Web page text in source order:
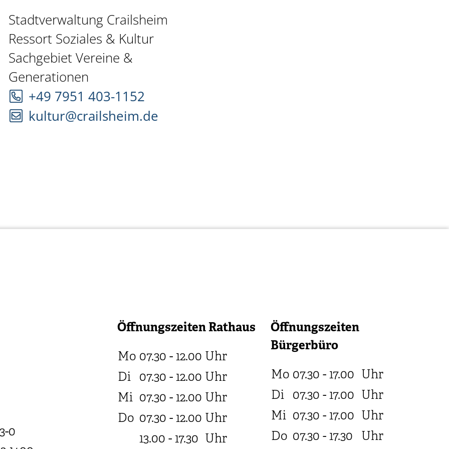
Stadtverwaltung Crailsheim
Ressort Soziales & Kultur
Sachgebiet Vereine &
Generationen
+49 7951 403-1152
kultur@crailsheim.de
0
Öffnungszeiten Rathaus
Mo 07.30 - 12.00 Uhr
Di 07.30 - 12.00 Uhr
Mi 07.30 - 12.00 Uhr
Do 07.30 - 12.00 Uhr
13.00 - 17.30 Uhr
Öffnungszeiten
Bürgerbüro
Mo 07.30 - 17.00 Uhr
Di 07.30 - 17.00 Uhr
Mi 07.30 - 17.00 Uhr
Do 07.30 - 17.30 Uhr